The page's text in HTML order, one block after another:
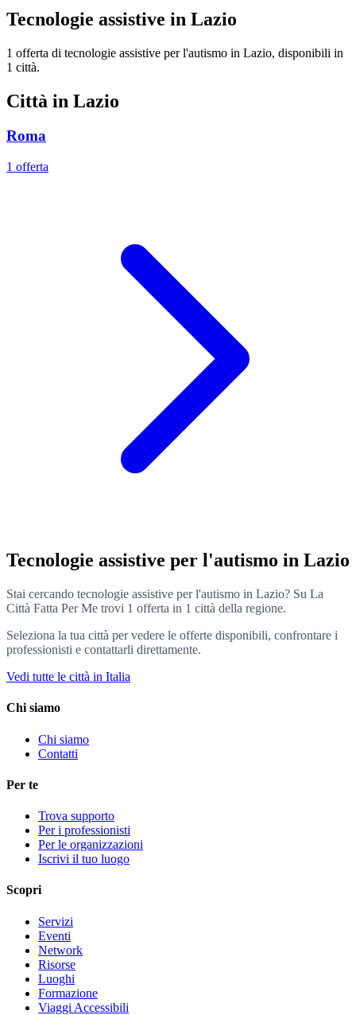
Tecnologie assistive in Lazio
1 offerta di tecnologie assistive per l'autismo in Lazio, disponibili in
1 città.
Città in Lazio
Roma
1 offerta
Tecnologie assistive per l'autismo in Lazio
Stai cercando tecnologie assistive per l'autismo in Lazio? Su La
Città Fatta Per Me trovi 1 offerta in 1 città della regione.
Seleziona la tua città per vedere le offerte disponibili, confrontare i
professionisti e contattarli direttamente.
Vedi tutte le città in Italia
Chi siamo
Chi siamo
Contatti
Per te
Trova supporto
Per i professionisti
Per le organizzazioni
Iscrivi il tuo luogo
Scopri
Servizi
Eventi
Network
Risorse
Luoghi
Formazione
Viaggi Accessibili